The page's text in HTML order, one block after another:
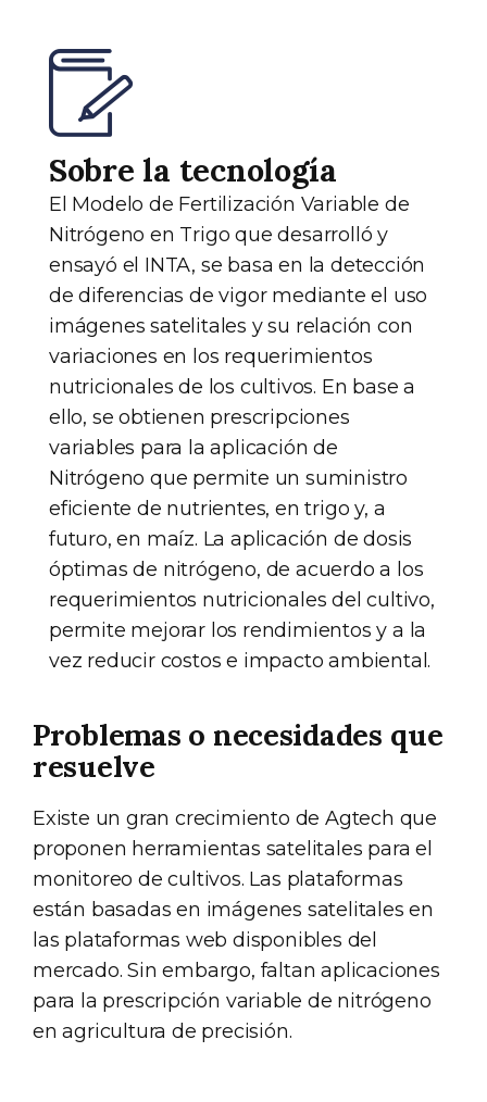
Sobre la tecnología
El Modelo de Fertilización Variable de
Nitrógeno en Trigo que desarrolló y
ensayó el INTA, se basa en la detección
de diferencias de vigor mediante el uso
imágenes satelitales y su relación con
variaciones en los requerimientos
nutricionales de los cultivos. En base a
ello, se obtienen prescripciones
variables para la aplicación de
Nitrógeno que permite un suministro
eficiente de nutrientes, en trigo y, a
futuro, en maíz. La aplicación de dosis
óptimas de nitrógeno, de acuerdo a los
requerimientos nutricionales del cultivo,
permite mejorar los rendimientos y a la
vez reducir costos e impacto ambiental.
Problemas o necesidades que
resuelve
Existe un gran crecimiento de Agtech que
proponen herramientas satelitales para el
monitoreo de cultivos. Las plataformas
están basadas en imágenes satelitales en
las plataformas web disponibles del
mercado. Sin embargo, faltan aplicaciones
para la prescripción variable de nitrógeno
en agricultura de precisión.